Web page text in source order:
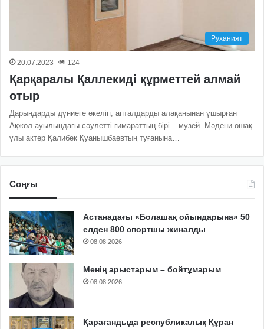
Руханият
20.07.2023 124
Қарқаралы Қаллекиді құрметтей алмай
отыр
Дарындарды дүниеге әкеліп, апталдарды алақанынан ұшырған
Ақжол ауылындағы сәулетті ғимараттың бірі – музей. Мәдени ошақ
ұлы актер Қалибек Қуанышбаевтың туғанына…
Соңғы
Астанадағы «Болашақ ойындарына» 50
елден 800 спортшы жиналды
08.08.2026
Менің арыстарым – бойтұмарым
08.08.2026
Қарағандыда республикалық Құран